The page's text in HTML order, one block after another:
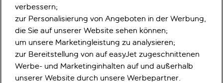
verbessern;
zur Personalisierung von Angeboten in der Werbung,
die Sie auf unserer Website sehen können;
um unsere Marketingleistung zu analysieren;
zur Bereitstellung von auf easyJet zugeschnittenen
Werbe- und Marketinginhalten auf und außerhalb
unserer Website durch unsere Werbepartner.